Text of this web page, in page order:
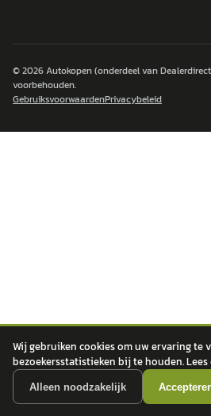
Wij gebruiken cookies om uw ervaring te
bezoekersstatistieken bij te houden. Lees
Alleen noodzakelijk
© 2026Autokopen(onderdeel van
voorbehouden.
GebruiksvoorwaardenPrivacybeleid